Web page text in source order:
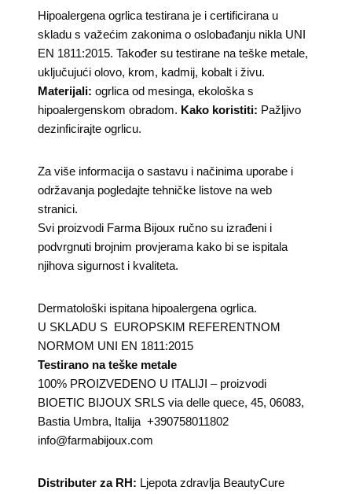
Hipoalergena ogrlica testirana je i certificirana u
skladu s važećim zakonima o oslobađanju nikla UNI
EN 1811:2015. Također su testirane na teške metale,
uključujući olovo, krom, kadmij, kobalt i živu.
Materijali: ogrlica od mesinga, ekološka s
hipoalergenskom obradom. Kako koristiti: Pažljivo
dezinficirajte ogrlicu.
Za više informacija o sastavu i načinima uporabe i
održavanja pogledajte tehničke listove na web
stranici.
Svi proizvodi Farma Bijoux ručno su izrađeni i
podvrgnuti brojnim provjerama kako bi se ispitala
njihova sigurnost i kvaliteta.
Dermatološki ispitana hipoalergena ogrlica.
U SKLADU S EUROPSKIM REFERENTNOM
NORMOM UNI EN 1811:2015
Testirano na teške metale
100% PROIZVEDENO U ITALIJI – proizvodi
BIOETIC BIJOUX SRLS via delle quece, 45, 06083,
Bastia Umbra, Italija +390758011802
info@farmabijoux.com
Distributer za RH: Ljepota zdravlja BeautyCure